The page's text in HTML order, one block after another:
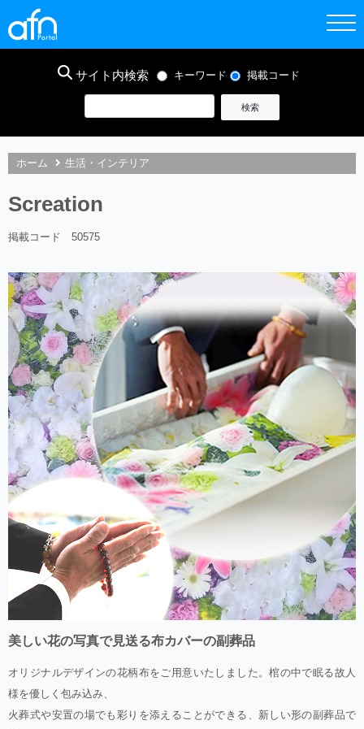
サイト内検索 キーワード 掲載コード
ホーム 生活・インテリア
Screation
掲載コード 50575
美しい花の写真で見送る布カバーの副葬品
オリジナルデザインの花柄布をご用意いたしました。棺の中で眠る故人
様を優しく包み込み、
火葬式や安置の場でも彩りを添えることができる、新しい形の副葬品で